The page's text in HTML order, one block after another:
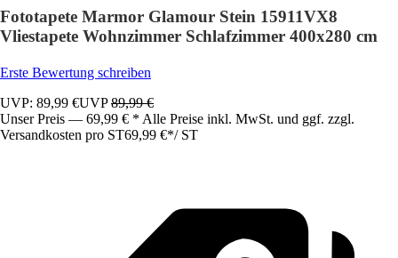
Fototapete Marmor Glamour Stein 15911VX8
Vliestapete Wohnzimmer Schlafzimmer 400x280 cm
Erste Bewertung schreiben
UVP: 89,99 €UVP89,99 €
Unser Preis — 69,99 € * Alle Preise inkl. MwSt. und ggf. zzgl.
Versandkosten pro ST69,99 €*/ ST